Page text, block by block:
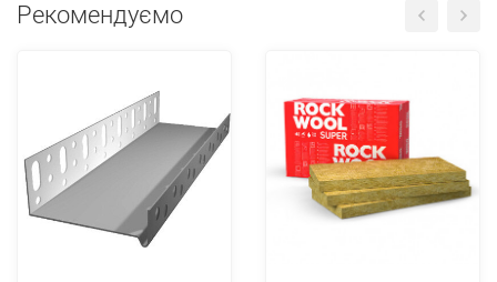
Рекомендуємо